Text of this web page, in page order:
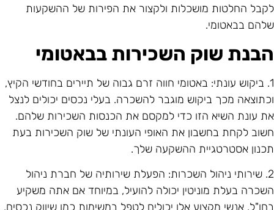
החלטות מושכלות ולקצור את הפירות של ההשקעות
בבאטומי.
שוק השכירות בבאטומי
1. ביקוש עונתי: באטומי חווה זרם גבוה של תיירים בחודשי הקיץ,
מכך ביקוש מוגבר להשכרה. בעלי נכסים יכולים לנצל
עונת השיא הזו כדי למקסם את הכנסות השכירות שלהם.
לקחת בחשבון את האופי העונתי של שוק השכירות בעת
אסטרטגיית ההשקעה שלך.
2. שירותי ניהול השכרות: הפעלת שירותיה של חברת ניהול
בעלת מוניטין יכולה להועיל, במיוחד אם אתה משקיע
אנשי מקצוע אלו יכולים לטפל במשימות כמו שיווק נכסים,